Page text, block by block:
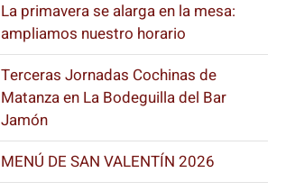
La primavera se alarga en la mesa:
ampliamos nuestro horario
Terceras Jornadas Cochinas de
Matanza en La Bodeguilla del Bar
Jamón
MENÚ DE SAN VALENTÍN 2026